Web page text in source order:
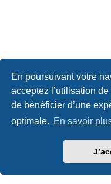
En poursuivant votre
acceptez l’utilisation
de bénéficier d’une
optimale. En savoir